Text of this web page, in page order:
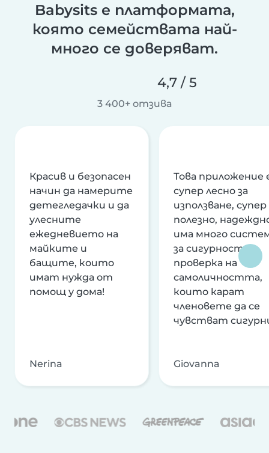
Babysits е платформата,
която семействата най-
много се доверяват.
4,7 / 5
3 400+ отзива
Красив и безопасен
начин да намерите
детегледачки и да
улесните
ежедневието на
майките и
бащите, които
имат нужда от
помощ у дома!
Nerina
Това приложение
супер лесно за
използване, супер
полезно,
има много
за сигурност и
проверка на
самоличността,
които карат
членовете да се
чувстват
Giovanna